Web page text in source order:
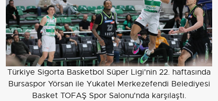
Türkiye Sigorta Basketbol Süper Ligi'nin 22. haftasında
Bursaspor Yörsan ile Yukatel Merkezefendi Belediyesi
Basket TOFAŞ Spor Salonu'nda karşılaştı.